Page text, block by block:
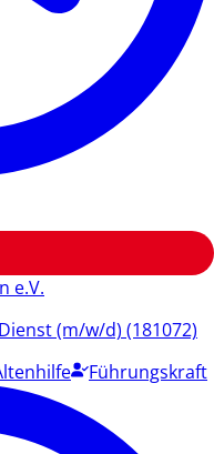
e.V.
(m/w/d) (181072)
Führungskraft